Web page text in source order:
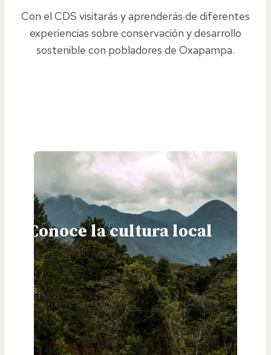
Con el CDS visitarás y aprenderás de diferentes
experiencias sobre conservación y desarrollo
sostenible con pobladores de Oxapampa.
Conoce la cultura local